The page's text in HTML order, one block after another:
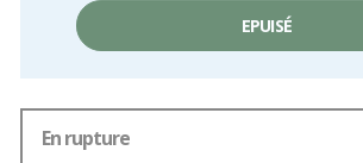
unitaire,
EPUISÉ
En rupture